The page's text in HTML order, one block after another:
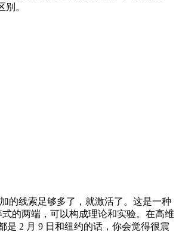
。
的线索足够多了，就激活了。这是一种
的两端，可以构成理论和实验。在高维
是 2 月 9 日和纽约的话，你会觉得很震